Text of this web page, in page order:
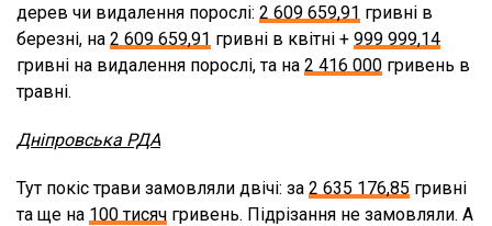
дерев чи видалення порослі: 2 609 659,91 гривні в
березні, на 2 609 659,91 гривні в квітні + 999 999,14
гривні на видалення порослі, та на 2 416 000 гривень в
травні.
Дніпровська РДА
Тут покіс трави замовляли двічі: за 2 635 176,85 гривні
та ще на 100 тисяч гривень. Підрізання не замовляли. А